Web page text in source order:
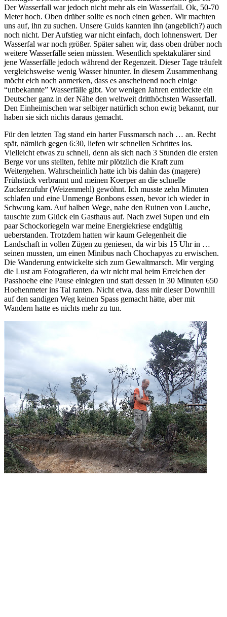
Der Wasserfall war jedoch nicht mehr als ein Wasserfall. Ok, 50-70
Meter hoch. Oben drüber sollte es noch einen geben. Wir machten
uns auf, ihn zu suchen. Unsere Guids kannten ihn (angeblich?) auch
noch nicht. Der Aufstieg war nicht einfach, doch lohnenswert. Der
Wasserfal war noch größer. Später sahen wir, dass oben drüber noch
weitere Wasserfälle seien müssten. Wesentlich spektakulärer sind
jene Wasserfälle jedoch während der Regenzeit. Dieser Tage träufelt
vergleichsweise wenig Wasser hinunter. In diesem Zusammenhang
möcht eich noch anmerken, dass es anscheinend noch einige
“unbekannte” Wasserfälle gibt. Vor wenigen Jahren entdeckte ein
Deutscher ganz in der Nähe den weltweit dritthöchsten Wasserfall.
Den Einheimischen war selbiger natürlich schon ewig bekannt, nur
haben sie sich nichts daraus gemacht.
Für den letzten Tag stand ein harter Fussmarsch nach … an. Recht
spät, nämlich gegen 6:30, liefen wir schnellen Schrittes los.
Vielleicht etwas zu schnell, denn als sich nach 3 Stunden die ersten
Berge vor uns stellten, fehlte mir plötzlich die Kraft zum
Weitergehen. Wahrscheinlich hatte ich bis dahin das (magere)
Frühstück verbrannt und meinen Koerper an die schnelle
Zuckerzufuhr (Weizenmehl) gewöhnt. Ich musste zehn Minuten
schlafen und eine Unmenge Bonbons essen, bevor ich wieder in
Schwung kam. Auf halben Wege, nahe den Ruinen von Lauche,
tauschte zum Glück ein Gasthaus auf. Nach zwei Supen und ein
paar Schockoriegeln war meine Energiekriese endgültig
ueberstanden. Trotzdem hatten wir kaum Gelegenheit die
Landschaft in vollen Zügen zu geniesen, da wir bis 15 Uhr in …
seinen mussten, um einen Minibus nach Chochapyas zu erwischen.
Die Wanderung entwickelte sich zum Gewaltmarsch. Mir verging
die Lust am Fotografieren, da wir nicht mal beim Erreichen der
Passhoehe eine Pause einlegten und statt dessen in 30 Minuten 650
Hoehenmeter ins Tal ranten. Nicht etwa, dass mir dieser Downhill
auf den sandigen Weg keinen Spass gemacht hätte, aber mit
Wandern hatte es nichts mehr zu tun.